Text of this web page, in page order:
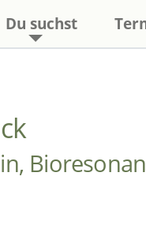
Du suchst